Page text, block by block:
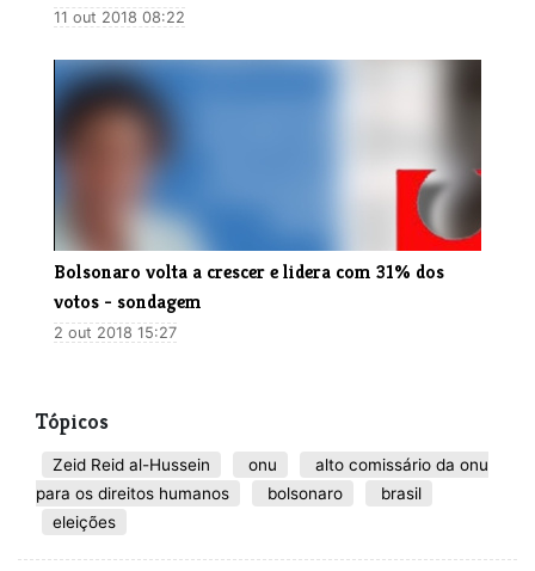
11 out 2018 08:22
Bolsonaro volta a crescer e lidera com 31% dos
votos - sondagem
2 out 2018 15:27
Tópicos
Zeid Reid al-Hussein onu
alto comissário da onu
para os direitos humanos
bolsonaro
brasil
eleições